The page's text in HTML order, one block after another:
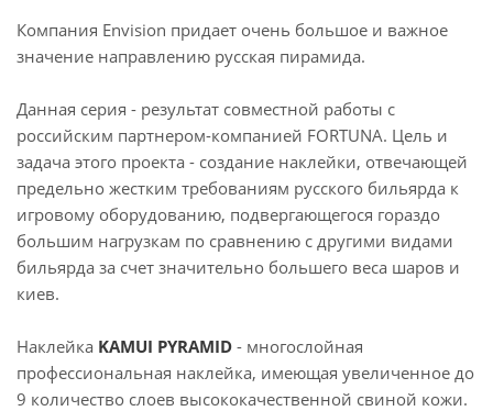
Компания Envision придает очень большое и важное
значение направлению русская пирамида.
Данная серия - результат совместной работы с
российским партнером-компанией FORTUNA. Цель и
задача этого проекта - создание наклейки, отвечающей
предельно жестким требованиям русского бильярда к
игровому оборудованию, подвергающегося гораздо
большим нагрузкам по сравнению с другими видами
бильярда за счет значительно большего веса шаров и
киев.
Наклейка KAMUI PYRAMID - многослойная
профессиональная наклейка, имеющая увеличенное до
9 количество слоев высококачественной свиной кожи.